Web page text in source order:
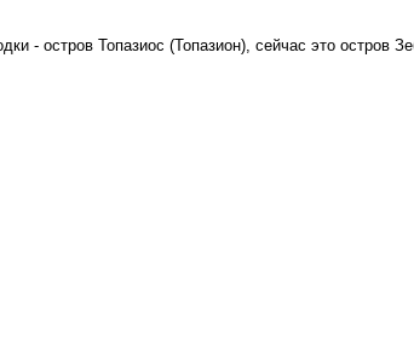
- остров Топазиос (Топазион), сейчас это остров